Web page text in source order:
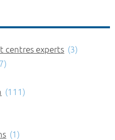
centres experts (3)
(111)
(1)